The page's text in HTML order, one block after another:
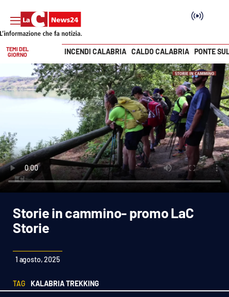
SEZIONI
Attualità
Economia e lavoro
Italia Mondo
Sport
Cultura
Vai
TEMI DEL
GIORNO
INCENDI CALABRIA CALDO CALABRIA PONTE
Storie in cammino- promo LaC
Storie
1 agosto, 2025
TAG KALABRIA TREKKING